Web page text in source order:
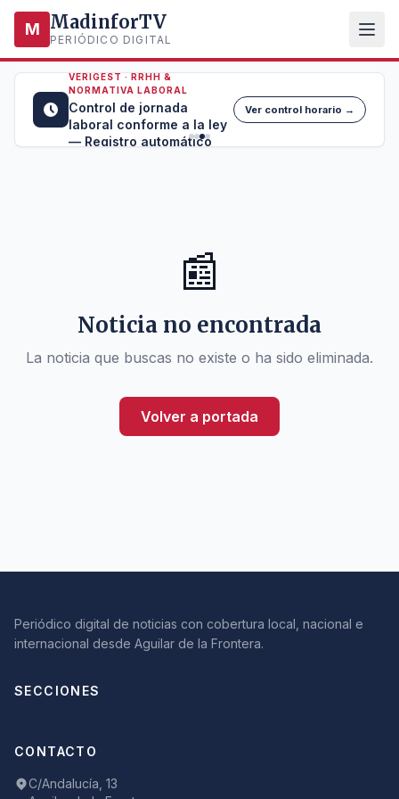
M MadinforTV
PERIÓDICO DIGITAL
VERIGEST · RRHH &
NORMATIVA LABORAL
Control de jornada
laboral conforme a la ley
— Registro automático
Ver control horario →
📰
Noticia no encontrada
La noticia que buscas no existe o ha sido eliminada.
Volver a portada
Periódico digital de noticias con cobertura local, nacional e
internacional desde Aguilar de la Frontera.
SECCIONES
CONTACTO
C/Andalucía, 13